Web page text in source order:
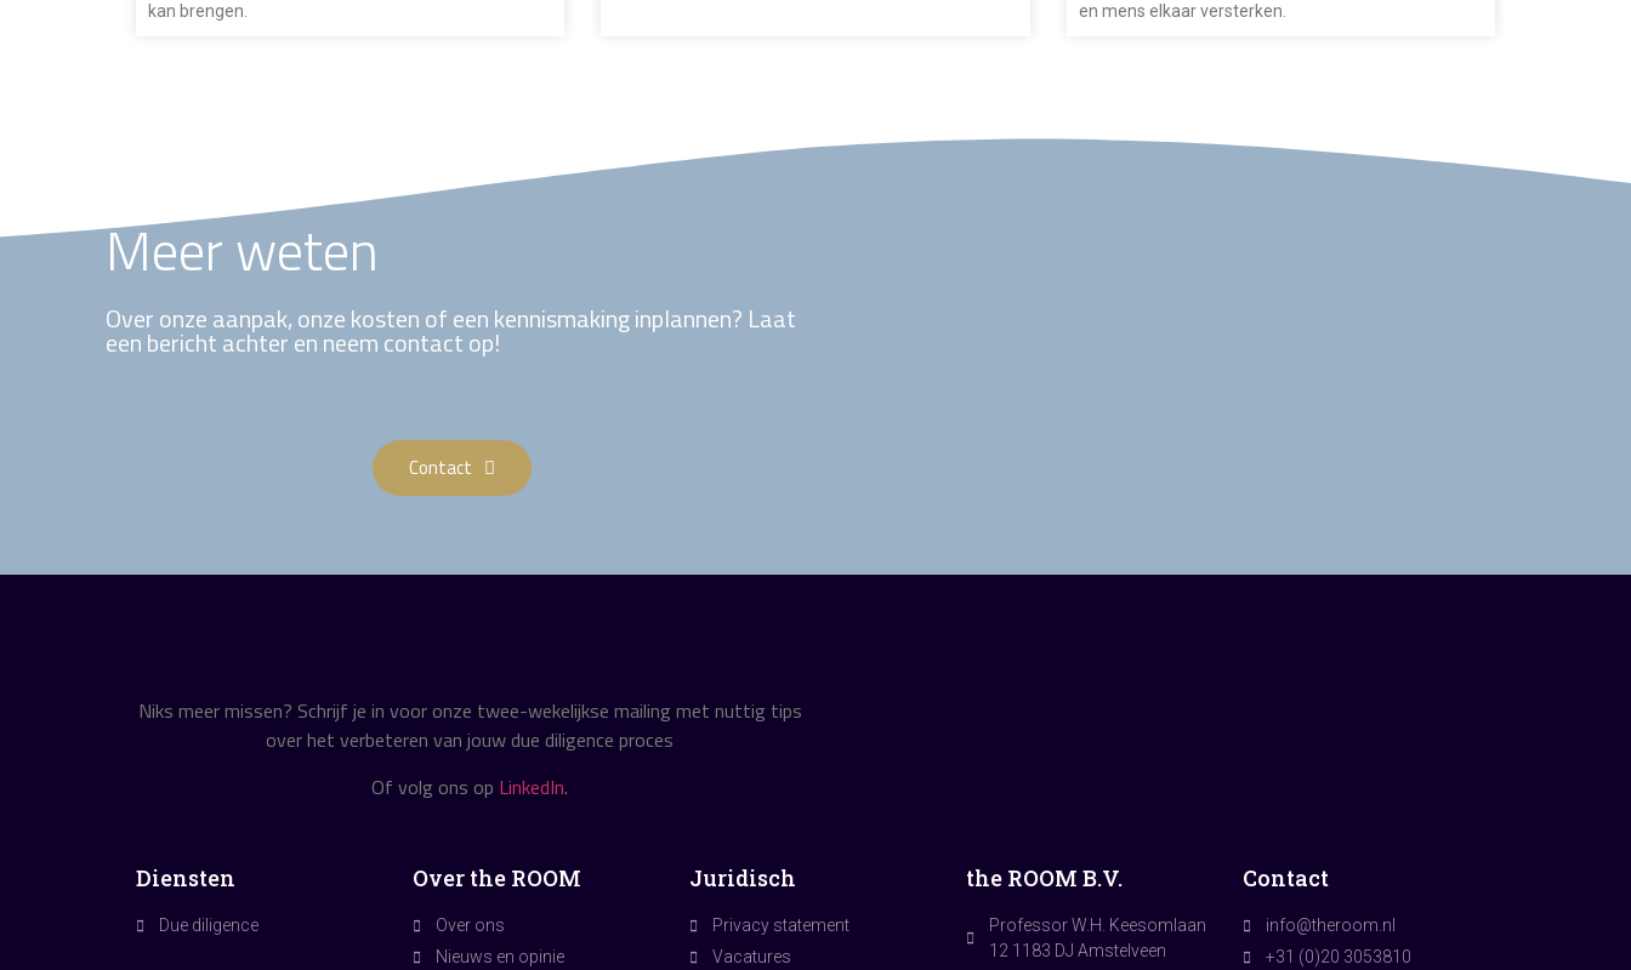
kan brengen.
en mens elkaar versterken.
Meer weten
Over onze aanpak, onze kosten of een kennismaking inplannen? Laat
een bericht achter en neem contact op!
Contact
Niks meer missen? Schrijf je in voor onze twee-wekelijkse mailing met nuttig tips
over het verbeteren van jouw due diligence proces
Of volg ons op LinkedIn.
Diensten
Due diligence
Over the ROOM
Over ons
Nieuws en opinie
Juridisch
Privacy statement
Vacatures
the ROOM B.V.
Professor W.H. Keesomlaan
12 1183 DJ Amstelveen
Contact
info@theroom.nl
+31 (0)20 3053810